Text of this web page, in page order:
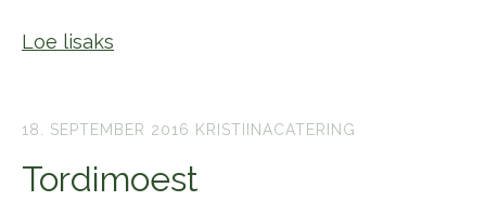
Loe lisaks
18. SEPTEMBER 2016 KRISTIINACATERING
Tordimoest